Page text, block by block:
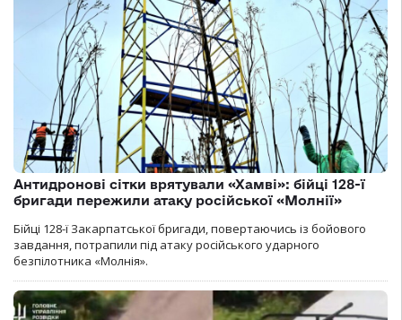
Антидронові сітки врятували «Хамві»: бійці 128-ї
бригади пережили атаку російської «Молнії»
Бійці 128-ї Закарпатської бригади, повертаючись із бойового
завдання, потрапили під атаку російського ударного
безпілотника «Молнія».